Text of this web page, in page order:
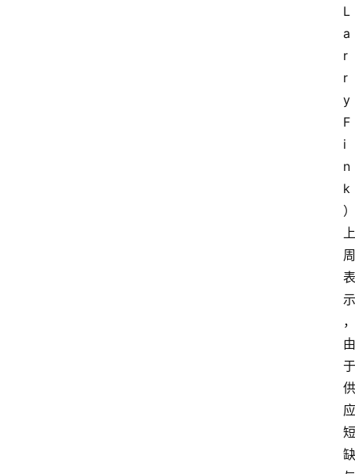
L
a
r
r
y
F
i
n
k
）
上
周
表
示
，
由
于
供
应
短
缺